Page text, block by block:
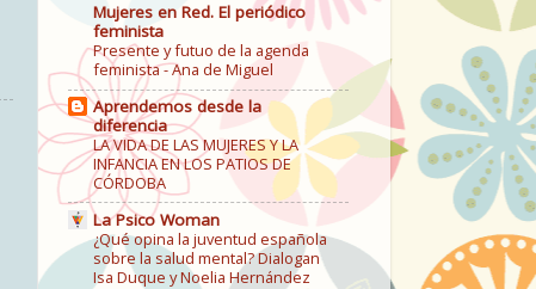
Mujeres en Red. El periódico
feminista
Presente y futuo de la agenda
feminista - Ana de Miguel
Aprendemos desde la
diferencia
LA VIDA DE LAS MUJERES Y LA
INFANCIA EN LOS PATIOS DE
CÓRDOBA
La Psico Woman
¿Qué opina la juventud española
sobre la salud mental? Dialogan
Isa Duque y Noelia Hernández